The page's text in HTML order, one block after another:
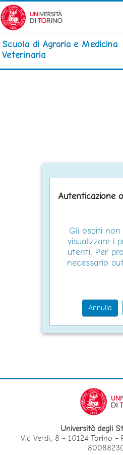
Vai al contenuto principale
Scuola di Agraria e Medicina
Veterinaria
Autenticazione
Gli ospiti non
visualizzare i
utenti. Per
necessario
Annulla
Università degli
Via Verdi, 8 - 10124 Torino